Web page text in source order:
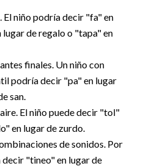
El niño podría decir "fa" en
lugar de regalo o "tapa" en
finales. Un niño con
podría decir "pa" en lugar
san.
El niño puede decir "tol"
en lugar de zurdo.
de sonidos. Por
"tineo" en lugar de